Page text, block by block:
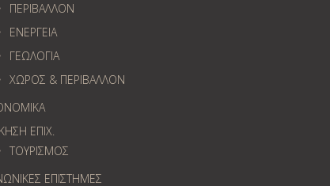
ΠΕΡΙΒΑΛΛΟΝ
ΕΝΕΡΓΕΙΑ
ΓΕΩΛOΓΙΑ
ΧΩΡΟΣ & ΠΕΡΙΒΑΛΛΟΝ
ΕΠΙΧ.
ΤΟΥΡΙΣΜΟΣ
ΕΠΙΣΤΗΜΕΣ